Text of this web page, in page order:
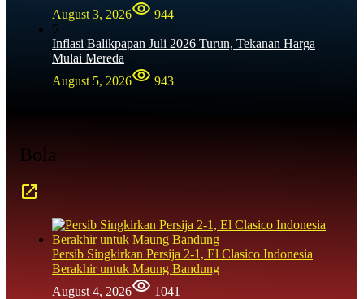
August 3, 2026
944
5
Inflasi Balikpapan Juli 2026 Turun, Tekanan Harga
Mulai Mereda
August 5, 2026
943
Bola
Persib Singkirkan Persija 2-1, El Clasico Indonesia
Berakhir untuk Maung Bandung
August 4, 2026
1041